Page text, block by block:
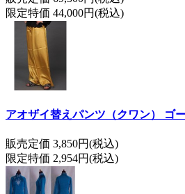
限定特価 44,000円(税込)
アオザイ替えパンツ（クワン） ゴ
販売定価 3,850円(税込)
限定特価 2,954円(税込)